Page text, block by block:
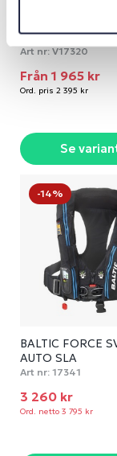
BALTIC ATHENA
Art nr: V17320
Från 1 965 kr
Ord. pris 2 395 kr
Se
-14%
BALTIC FORCE
AUTO SLA
Art nr: 17341
3 260 kr
Ord. netto 3 795 kr